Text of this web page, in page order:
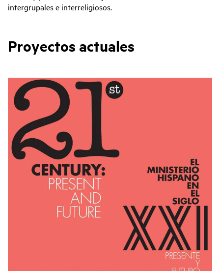
intergrupales e interreligiosos.
Proyectos actuales